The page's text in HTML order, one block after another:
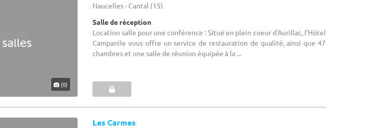
(0)
Naucelles - Cantal (15)
Salle de réception
Location salle pour une conférence : Situé en plein coeur d'Aurillac, l'Hôtel
Campanile vous offre un service de restauration de qualité, ainsi que 47
chambres et une salle de réunion équipée à la ...
Les Carmes